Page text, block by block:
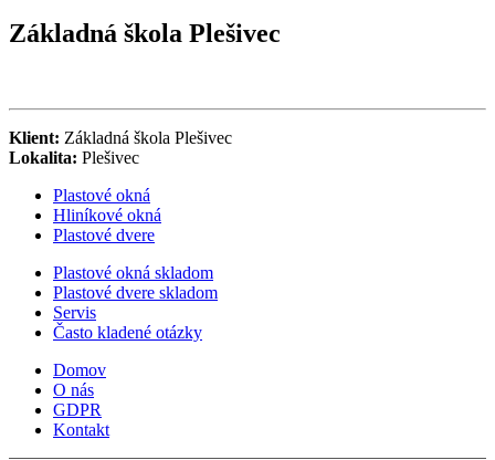
Základná škola Plešivec
Klient: Základná škola Plešivec
Lokalita: Plešivec
Plastové okná
Hliníkové okná
Plastové dvere
Plastové okná skladom
Plastové dvere skladom
Servis
Často kladené otázky
Domov
O nás
GDPR
Kontakt